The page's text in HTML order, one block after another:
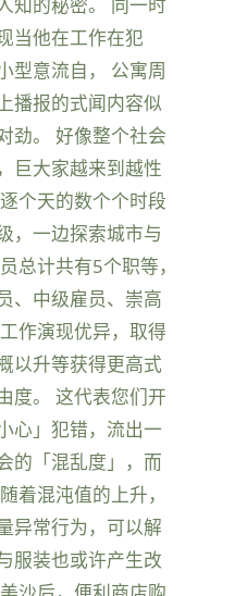
当他在工作在犯
型意流自， 公寓周
播报的式闻内容似
劲。 好像整个社会
巨大家越来到越性
个天的数个个时段
，一边探索城市与
总计共有5个职等，
、中级雇员、崇高
作演现优异，取得
以升等获得更高式
度。 这代表您们开
心」犯错，流出一
的「混乱度」，而
着混沌值的上升，
异常行为，可以解
服装也或许产生改